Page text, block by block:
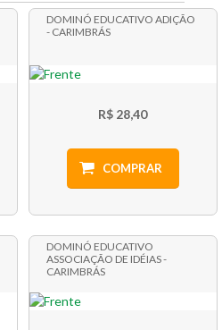
DOMINÓ EDUCATIVO ADIÇÃO
- CARIMBRÁS
R$ 28,40
COMPRAR
DOMINÓ EDUCATIVO
ASSOCIAÇÃO DE IDÉIAS -
CARIMBRÁS